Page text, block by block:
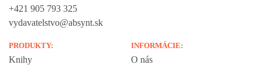
+421 905 793 325
vydavatelstvo@absynt.sk
PRODUKTY:
Knihy
INFORMÁCIE:
O nás